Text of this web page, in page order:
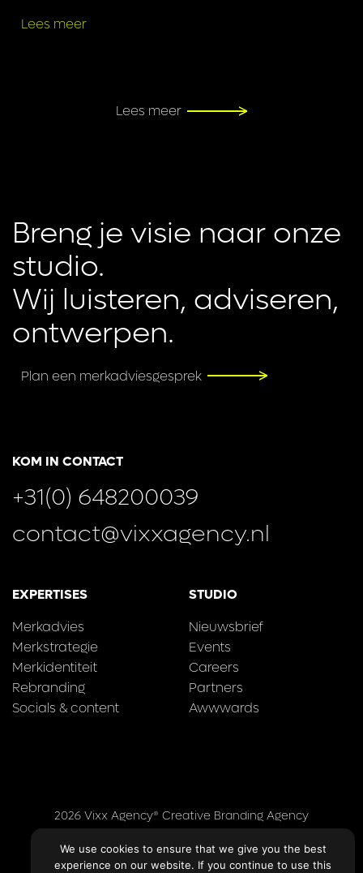
Lees meer
Lees meer
Breng je visie naar onze
studio.
Wij luisteren, adviseren,
ontwerpen.
Plan een merkadviesgesprek
KOM IN CONTACT
+31(0) 648200039
contact@vixxagency.nl
EXPERTISES
Merkadvies
Merkstrategie
Merkidentiteit
Rebranding
Socials & content
STUDIO
Nieuwsbrief
Events
Careers
Partners
Awwwards
2026 Vixx Agency® Creative Branding Agency
Contact Algemene voorwaarden Privacy Policy
We use cookies to ensure that we give you the best
experience on our website. If you continue to use this